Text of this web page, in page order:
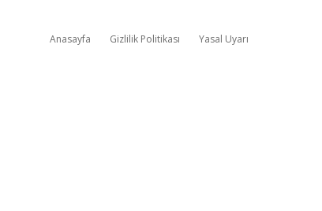
Anasayfa Gizlilik Politikası Yasal Uyarı